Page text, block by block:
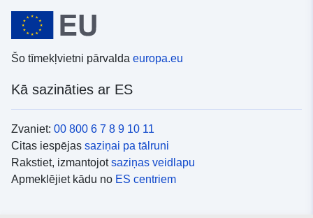
Šo tīmekļvietni pārvalda europa.eu
Kā sazināties ar ES
Zvaniet: 00 800 6 7 8 9 10 11
Citas iespējas saziņai pa tālruni
Rakstiet, izmantojotsaziņas veidlapu
Apmeklējiet kādu no ES centriem